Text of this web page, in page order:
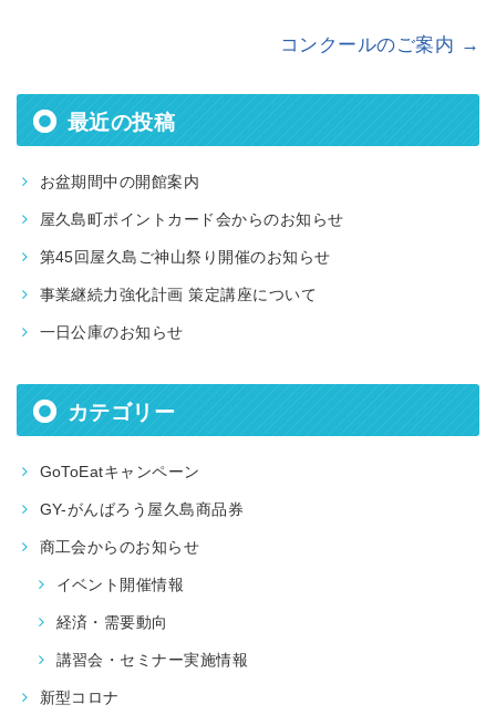
コンクールのご案内 →
最近の投稿
お盆期間中の開館案内
屋久島町ポイントカード会からのお知らせ
第45回屋久島ご神山祭り開催のお知らせ
事業継続力強化計画 策定講座について
一日公庫のお知らせ
カテゴリー
GoToEatキャンペーン
GY-がんばろう屋久島商品券
商工会からのお知らせ
イベント開催情報
経済・需要動向
講習会・セミナー実施情報
新型コロナ